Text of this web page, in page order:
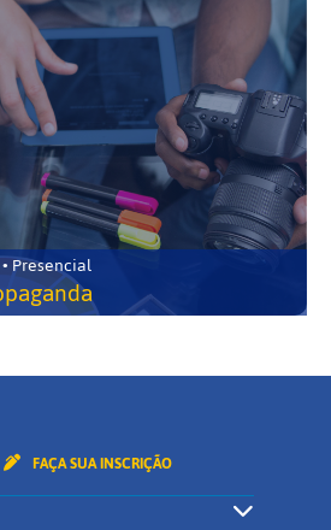
Presencial
FAÇA SUA INSCRIÇÃO